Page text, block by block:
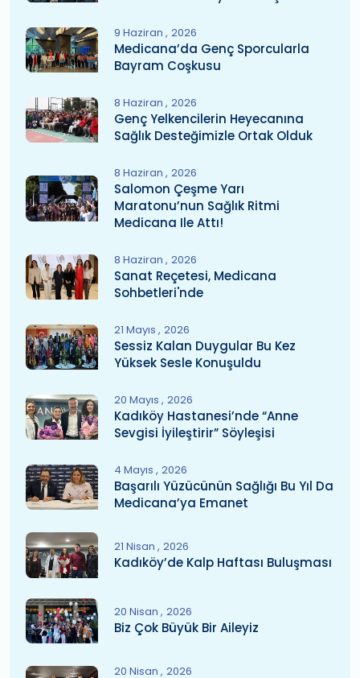
9 Haziran 2026
Medicana’da Genç Sporcularla
Bayram Coşkusu
8 Haziran 2026
Genç Yelkencilerin Heyecanına
Sağlık Desteğimizle Ortak Olduk
8 Haziran 2026
Salomon Çeşme Yarı
Maratonu’nun Sağlık Ritmi
Medicana Ile Attı!
8 Haziran 2026
Sanat Reçetesi, Medicana
Sohbetleri'nde
21 Mayıs 2026
Sessiz Kalan Duygular Bu Kez
Yüksek Sesle Konuşuldu
20 Mayıs 2026
Kadıköy Hastanesi’nde “Anne
Sevgisi İyileştirir” Söyleşisi
4 Mayıs 2026
Başarılı Yüzücünün Sağlığı Bu Yıl Da
Medicana’ya Emanet
21 Nisan 2026
Kadıköy’de Kalp Haftası Buluşması
20 Nisan 2026
Biz Çok Büyük Bir Aileyiz
20 Nisan 2026